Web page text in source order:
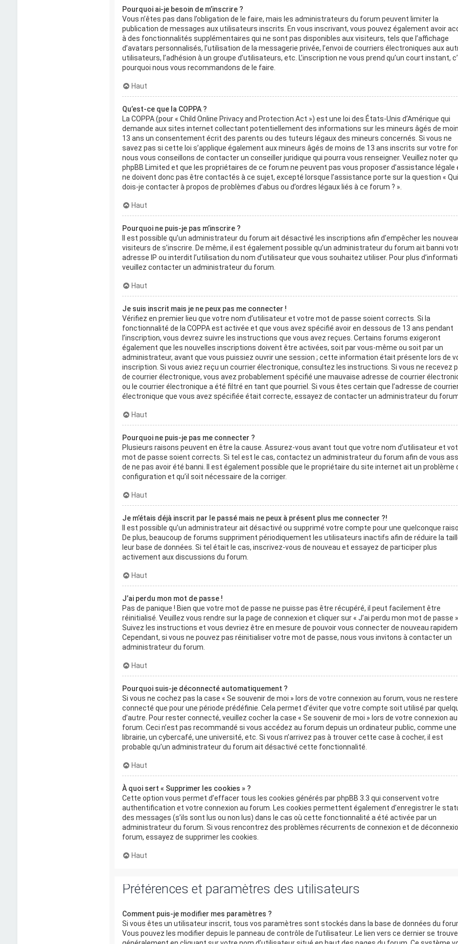
Pourquoi ai-je besoin de m’inscrire ?
Vous n’êtes pas dans l’obligation de le faire, mais les administrateurs du forum peuvent limiter la
publication de messages aux utilisateurs inscrits. En vous inscrivant, vous pouvez également avoir
à des fonctionnalités supplémentaires qui ne sont pas disponibles aux visiteurs, tels que l’affichage
d’avatars personnalisés, l’utilisation de la messagerie privée, l’envoi de courriers électroniques aux
utilisateurs, l’adhésion à un groupe d’utilisateurs, etc. L’inscription ne vous prend qu’un court instant,
pourquoi nous vous recommandons de le faire.
Haut
Qu’est-ce que la COPPA ?
La COPPA (pour « Child Online Privacy and Protection Act ») est une loi des États-Unis d’Amérique qui
demande aux sites internet collectant potentiellement des informations sur les mineurs âgés de
13 ans un consentement écrit des parents ou des tuteurs légaux des mineurs concernés. Si vous ne
savez pas si cette loi s’applique également aux mineurs âgés de moins de 13 ans inscrits sur votre
nous vous conseillons de contacter un conseiller juridique qui pourra vous renseigner. Veuillez noter
phpBB Limited et que les propriétaires de ce forum ne peuvent pas vous proposer d’assistance légale
ne doivent donc pas être contactés à ce sujet, excepté lorsque l’assistance porte sur la question « Qui
dois-je contacter à propos de problèmes d’abus ou d’ordres légaux liés à ce forum ? ».
Haut
Pourquoi ne puis-je pas m’inscrire ?
Il est possible qu’un administrateur du forum ait désactivé les inscriptions afin d’empêcher les
visiteurs de s’inscrire. De même, il est également possible qu’un administrateur du forum ait banni
adresse IP ou interdit l’utilisation du nom d’utilisateur que vous souhaitez utiliser. Pour plus
veuillez contacter un administrateur du forum.
Haut
Je suis inscrit mais je ne peux pas me connecter !
Vérifiez en premier lieu que votre nom d’utilisateur et votre mot de passe soient corrects. Si la
fonctionnalité de la COPPA est activée et que vous avez spécifié avoir en dessous de 13 ans pendant
l’inscription, vous devrez suivre les instructions que vous avez reçues. Certains forums exigeront
également que les nouvelles inscriptions doivent être activées, soit par vous-même ou soit par un
administrateur, avant que vous puissiez ouvrir une session ; cette information était présente lors de
inscription. Si vous aviez reçu un courrier électronique, consultez les instructions. Si vous ne recevez
de courrier électronique, vous avez probablement spécifié une mauvaise adresse de courrier
ou le courrier électronique a été filtré en tant que pourriel. Si vous êtes certain que l’adresse de
électronique que vous avez spécifiée était correcte, essayez de contacter un administrateur du
Haut
Pourquoi ne puis-je pas me connecter ?
Plusieurs raisons peuvent en être la cause. Assurez-vous avant tout que votre nom d’utilisateur et
mot de passe soient corrects. Si tel est le cas, contactez un administrateur du forum afin de vous
de ne pas avoir été banni. Il est également possible que le propriétaire du site internet ait un problème
configuration et qu’il soit nécessaire de la corriger.
Haut
Je m’étais déjà inscrit par le passé mais ne peux à présent plus me connecter ?!
Il est possible qu’un administrateur ait désactivé ou supprimé votre compte pour une quelconque
De plus, beaucoup de forums suppriment périodiquement les utilisateurs inactifs afin de réduire la
leur base de données. Si tel était le cas, inscrivez-vous de nouveau et essayez de participer plus
activement aux discussions du forum.
Haut
J’ai perdu mon mot de passe !
Pas de panique ! Bien que votre mot de passe ne puisse pas être récupéré, il peut facilement être
réinitialisé. Veuillez vous rendre sur la page de connexion et cliquer sur « J’ai perdu mon mot de passe
Suivez les instructions et vous devriez être en mesure de pouvoir vous connecter de nouveau
Cependant, si vous ne pouvez pas réinitialiser votre mot de passe, nous vous invitons à contacter un
administrateur du forum.
Haut
Pourquoi suis-je déconnecté automatiquement ?
Si vous ne cochez pas la case « Se souvenir de moi » lors de votre connexion au forum, vous ne
connecté que pour une période prédéfinie. Cela permet d’éviter que votre compte soit utilisé par
d’autre. Pour rester connecté, veuillez cocher la case « Se souvenir de moi » lors de votre connexion au
forum. Ceci n’est pas recommandé si vous accédez au forum depuis un ordinateur public, comme une
librairie, un cybercafé, une université, etc. Si vous n’arrivez pas à trouver cette case à cocher, il est
probable qu’un administrateur du forum ait désactivé cette fonctionnalité.
Haut
À quoi sert « Supprimer les cookies » ?
Cette option vous permet d’effacer tous les cookies générés par phpBB 3.3 qui conservent votre
authentification et votre connexion au forum. Les cookies permettent également d’enregistrer le
des messages (s’ils sont lus ou non lus) dans le cas où cette fonctionnalité a été activée par un
administrateur du forum. Si vous rencontrez des problèmes récurrents de connexion et de
forum, essayez de supprimer les cookies.
Haut
Préférences et paramètres des utilisateurs
Comment puis-je modifier mes paramètres ?
Si vous êtes un utilisateur inscrit, tous vos paramètres sont stockés dans la base de données du
Vous pouvez les modifier depuis le panneau de contrôle de l’utilisateur. Le lien vers ce dernier se trouve